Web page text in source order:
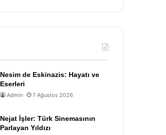
Nesim de Eskinazis: Hayatı ve
Eserleri
Admin 7 Ağustos 2026
Nejat İşler: Türk Sinemasının
Parlayan Yıldızı